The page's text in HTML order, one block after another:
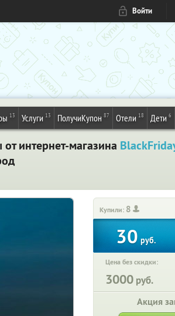
Войти
13 Услуги 13 ПолучиКупон 87 Отели 18 Дети 6
интернет-магазина
Купили: 8
30 руб.
Цена без скидки:
3000 руб.
Акция